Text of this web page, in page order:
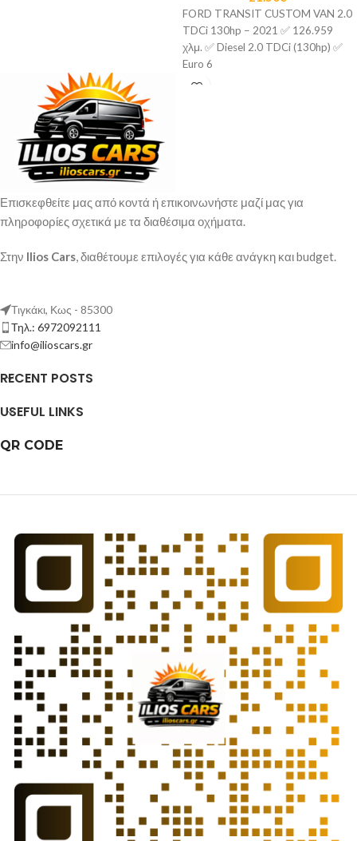
FORD TRANSIT CUSTOM VAN 2.0
TDCi 130hp – 2021 ✅ 126.959
χλμ. ✅ Diesel 2.0 TDCi (130hp) ✅
Euro 6
Επισκεφθείτε μας από κοντά ή επικοινωνήστε μαζί μας για
πληροφορίες σχετικά με τα διαθέσιμα οχήματα.
Στην Ilios Cars, διαθέτουμε επιλογές για κάθε ανάγκη και budget.
Τιγκάκι, Κως - 85300
Τηλ.: 6972092111
info@ilioscars.gr
RECENT POSTS
USEFUL LINKS
QR CODE